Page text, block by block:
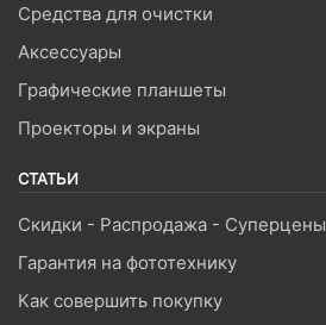
Средства для очистки
Аксессуары
Графические планшеты
Проекторы и экраны
СТАТЬИ
Скидки - Распродажа - Суперцены
Гарантия на фототехнику
Как совершить покупку